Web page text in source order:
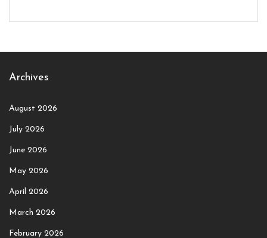
Archives
August 2026
July 2026
June 2026
May 2026
April 2026
March 2026
February 2026